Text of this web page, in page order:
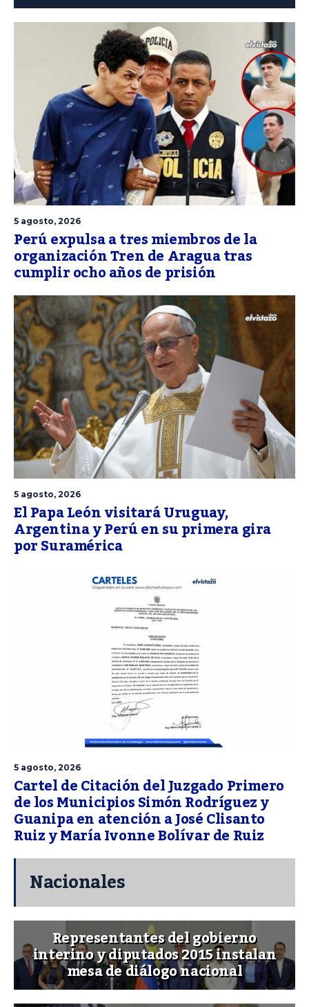
5 agosto, 2026
Perú expulsa a tres miembros de la
organización Tren de Aragua tras
cumplir ocho años de prisión
5 agosto, 2026
El Papa León visitará Uruguay,
Argentina y Perú en su primera gira
por Suramérica
5 agosto, 2026
Cartel de Citación del Juzgado Primero
de los Municipios Simón Rodríguez y
Guanipa en atención a José Clisanto
Ruiz y María Ivonne Bolívar de Ruiz
Nacionales
Representantes del gobierno
interino y diputados 2015 instalan
mesa de diálogo nacional